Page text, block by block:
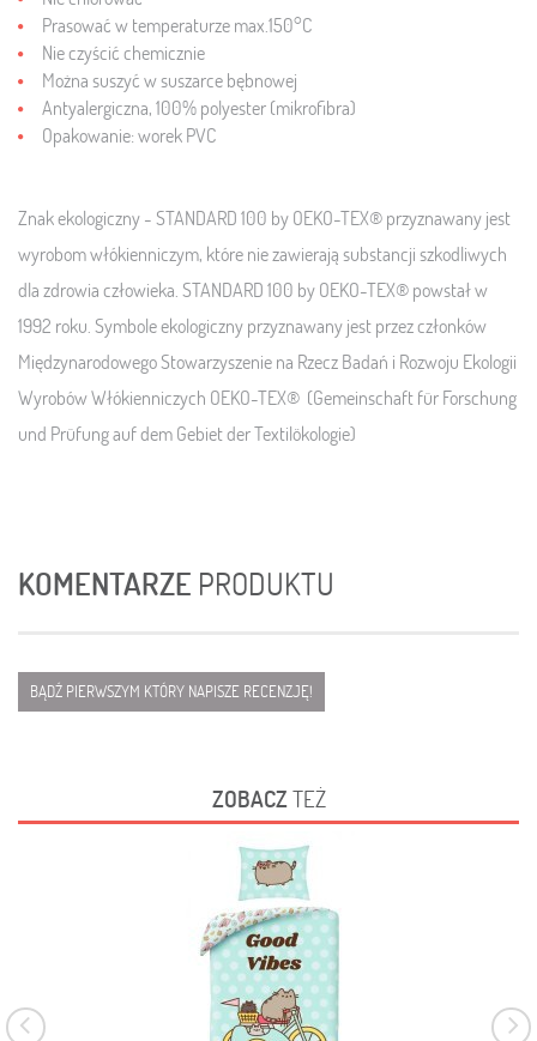
Prasować w temperaturze max.150°C
Nie czyścić chemicznie
Można suszyć w suszarce bębnowej
Antyalergiczna, 100% polyester (mikrofibra)
Opakowanie:worek PVC
Znak ekologiczny - STANDARD 100 by OEKO-TEX® przyznawany jest
wyrobom włókienniczym, które nie zawierają substancji szkodliwych
dla zdrowia człowieka. STANDARD 100 by OEKO-TEX® powstał w
1992 roku. Symbole ekologiczny przyznawany jest przez członków
Międzynarodowego Stowarzyszenie na Rzecz Badań i Rozwoju Ekologii
Wyrobów Włókienniczych OEKO-TEX® (Gemeinschaft für Forschung
und Prüfung auf dem Gebiet der Textilökologie)
KOMENTARZE PRODUKTU
BĄDŹ PIERWSZYM KTÓRY NAPISZE RECENZJĘ!
ZOBACZTEŻ